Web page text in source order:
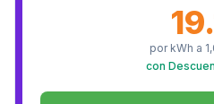
por kWh a
con